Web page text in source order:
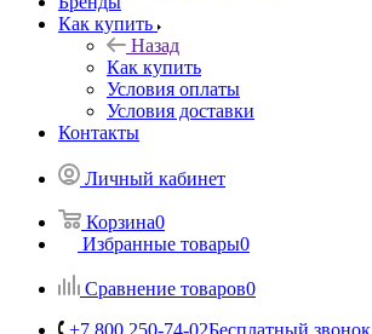
Как купить
Назад
Как купить
Условия оплаты
Условия доставки
Контакты
Личный кабинет
Корзина0
Избранные товары0
Сравнение товаров0
+7 800 250-74-02Бесплатный звонок